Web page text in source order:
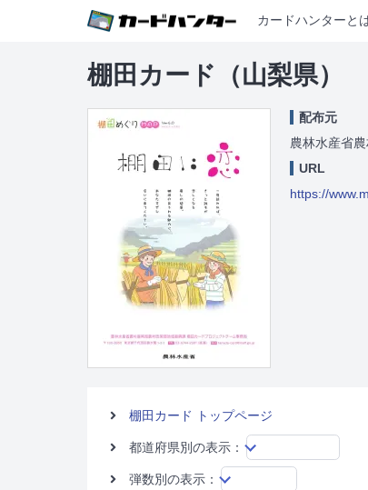
カードハンターと
棚田カード（山梨県）
配布元
農林水産省
URL
https://
棚田カード トップページ
都道府県別の表示：
弾数別の表示：